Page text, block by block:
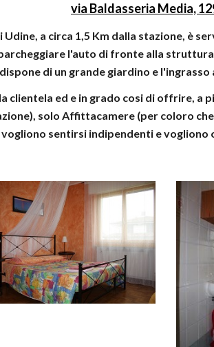
via Baldasseria Media,
a circa 1,5 Km dalla stazione, è
l'auto di fronte alla
di un grande giardino e
ed e in grado cosi di offrire, a
solo Affittacamere (per coloro
sentirsi indipendenti e vogliono